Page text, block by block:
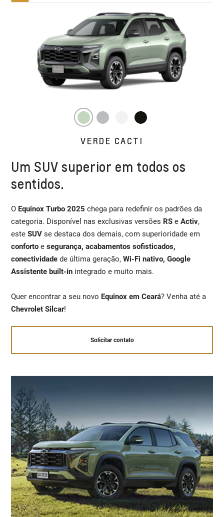
VERDE CACTI
Um SUV superior em todos os
sentidos.
O Equinox Turbo 2025 chega para redefinir os padrões da
categoria. Disponível nas exclusivas versões RS eActiv,
esteSUV se destaca dos demais, com superioridade em
conforto esegurança, acabamentos sofisticados,
conectividade de última geração,Wi-Fi nativo, Google
Assistente built-in integrado e muito mais.
Quer encontrar a seu novo Equinox em Ceará? Venha até a
Chevrolet Silcar!
Solicitar contato